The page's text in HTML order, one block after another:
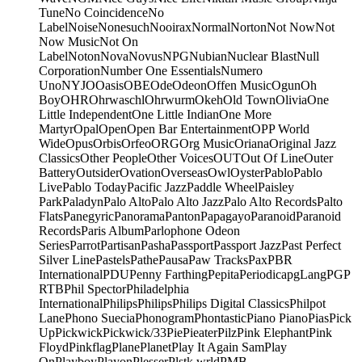
TuneNo CoincidenceNo
LabelNoiseNonesuchNooiraxNormalNortonNot NowNot
Now MusicNot On
LabelNotonNovaNovusNPGNubianNuclear BlastNull
CorporationNumber One EssentialsNumero
UnoNYJOOasisOBEOdeOdeonOffen MusicOgunOh
BoyOHROhrwaschlOhrwurmOkehOld TownOliviaOne
Little IndependentOne Little IndianOne More
MartyrOpalOpenOpen Bar EntertainmentOPP World
WideOpusOrbisOrfeoORGOrg MusicOrianaOriginal Jazz
ClassicsOther PeopleOther VoicesOUTOut Of LineOuter
BatteryOutsiderOvationOverseasOwlOysterPabloPablo
LivePablo TodayPacific JazzPaddle WheelPaisley
ParkPaladynPalo AltoPalo Alto JazzPalo Alto RecordsPalto
FlatsPanegyricPanoramaPantonPapagayoParanoidParanoid
RecordsParis AlbumParlophone Odeon
SeriesParrotPartisanPashaPassportPassport JazzPast Perfect
Silver LinePastelsPathePausaPaw TracksPaxPBR
InternationalPDUPenny FarthingPepitaPeriodicapgLangPGP
RTBPhil SpectorPhiladelphia
InternationalPhilipsPhilipsPhilips Digital ClassicsPhilpot
LanePhono SueciaPhonogramPhontasticPiano PianoPiasPick
UpPickwickPickwick/33PiePieaterPilzPink ElephantPink
FloydPinkflagPlanePlanetPlay It Again SamPlay